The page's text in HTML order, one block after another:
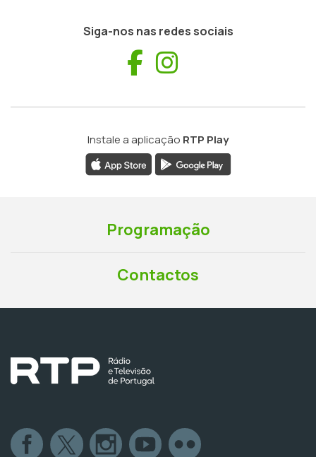
Siga-nos nas redes sociais
Facebook
Instale a aplicação RTP Play
Programação
Contactos